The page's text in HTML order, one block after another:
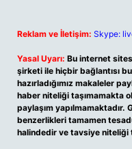
Reklam ve İletişim: Skype:
Yasal Uyarı: Bu internet
şirketi ile hiçbir bağlantısı
hazırladığımız makaleler
haber niteliği taşımamakta
paylaşım
benzerlikleri tamamen
halindedir ve tavsiye niteliği